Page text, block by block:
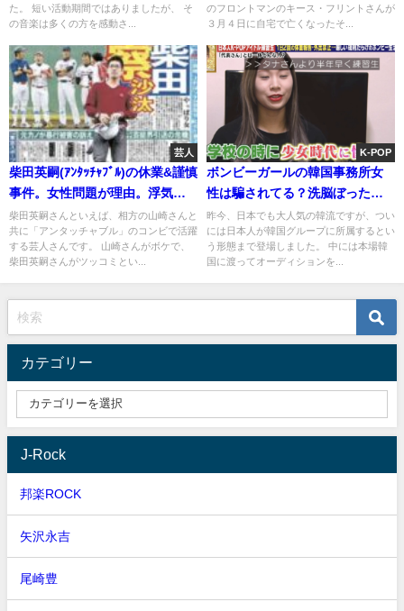
た。 短い活動期間ではありましたが、 そ
の音楽は多くの方を感動さ...
のフロントマンのキース・フリントさんが
３月４日に自宅で亡くなったそ...
芸人
柴田英嗣(ｱﾝﾀｯﾁｬﾌﾞﾙ)の休業&謹慎
事件。女性問題が理由。浮気と
元カノ
柴田英嗣さんといえば、相方の山崎さんと
共に「アンタッチャブル」のコンビで活躍
する芸人さんです。 山崎さんがボケで、
柴田英嗣さんがツッコミとい...
K-POP
ボンビーガールの韓国事務所女
性は騙されてる？洗脳ぼったく
りビジネスの声
昨今、日本でも大人気の韓流ですが、つい
には日本人が韓国グループに所属するとい
う形態まで登場しました。 中には本場韓
国に渡ってオーディションを...
カテゴリー
J-Rock
邦楽ROCK
矢沢永吉
尾崎豊